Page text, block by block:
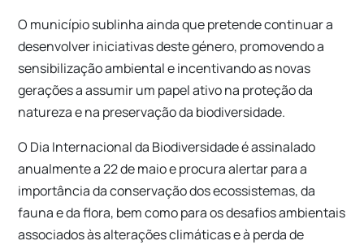
O município sublinha ainda que pretende continuar a
desenvolver iniciativas deste género, promovendo a
sensibilização ambiental e incentivando as novas
gerações a assumir um papel ativo na proteção da
natureza e na preservação da biodiversidade.
O Dia Internacional da Biodiversidade é assinalado
anualmente a 22 de maio e procura alertar para a
importância da conservação dos ecossistemas, da
fauna e da flora, bem como para os desafios ambientais
associados às alterações climáticas e à perda de